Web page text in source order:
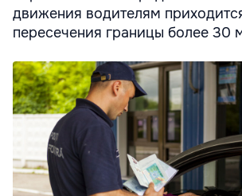
движения водителям
пересечения границы более 30